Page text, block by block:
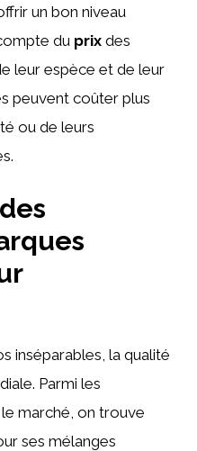
un bon niveau
du prix des
leur espèce et de leur
peuvent coûter plus
ou de leurs
inséparables, la qualité
Parmi les
marché, on trouve
ses mélanges